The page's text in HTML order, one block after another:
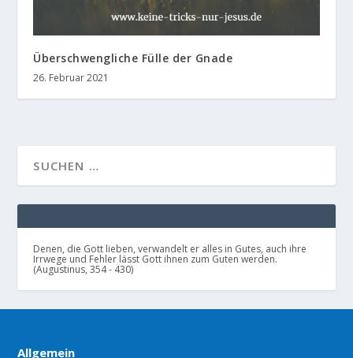
Überschwengliche Fülle der Gnade
26. Februar 2021
Denen, die Gott lieben, verwandelt er alles in Gutes, auch ihre
Irrwege und Fehler lässt Gott ihnen zum Guten werden.
(Augustinus, 354 - 430)
Allgemein